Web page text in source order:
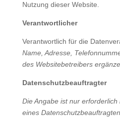
Nutzung dieser Website.
Verantwortlicher
Verantwortlich für die
Name, Adresse,
des Websitebetreibers
Datenschutzbeauftragter
Die Angabe ist nur
eines